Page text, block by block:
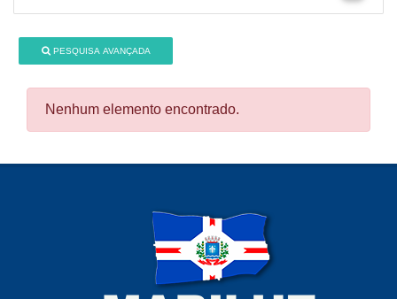
PESQUISA AVANÇADA
Nenhum elemento encontrado.